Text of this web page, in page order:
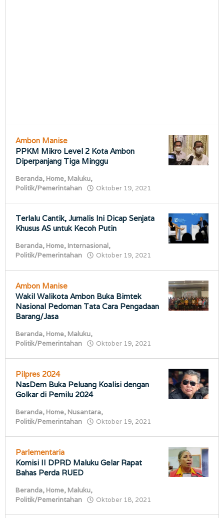
Ambon Manise
PPKM Mikro Level 2 Kota Ambon
Diperpanjang Tiga Minggu
Beranda, Home, Maluku,
Politik/Pemerintahan
Oktober 19, 2021
Terlalu Cantik, Jurnalis Ini Dicap Senjata
Khusus AS untuk Kecoh Putin
Beranda, Home, Internasional,
Politik/Pemerintahan
Oktober 19, 2021
Ambon Manise
Wakil Walikota Ambon Buka Bimtek
Nasional Pedoman Tata Cara Pengadaan
Barang/Jasa
Beranda, Home, Maluku,
Politik/Pemerintahan
Oktober 19, 2021
Pilpres 2024
NasDem Buka Peluang Koalisi dengan
Golkar di Pemilu 2024
Beranda, Home, Nusantara,
Politik/Pemerintahan
Oktober 19, 2021
Parlementaria
Komisi II DPRD Maluku Gelar Rapat
Bahas Perda RUED
Beranda, Home, Maluku,
Politik/Pemerintahan
Oktober 18, 2021